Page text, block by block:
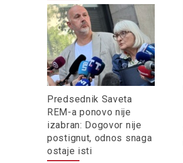
Predsednik Saveta
REM-a ponovo nije
izabran: Dogovor nije
postignut, odnos snaga
ostaje isti